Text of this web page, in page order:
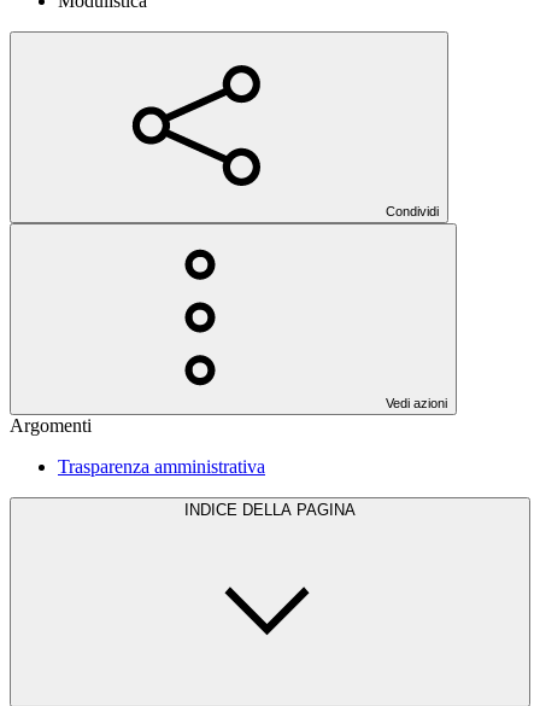
Condividi
Vedi azioni
Argomenti
Trasparenza amministrativa
INDICE DELLA PAGINA